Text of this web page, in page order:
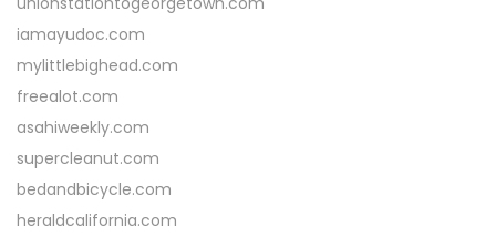
iamayudoc.com
mylittlebighead.com
freealot.com
asahiweekly.com
supercleanut.com
bedandbicycle.com
heraldcalifornia.com